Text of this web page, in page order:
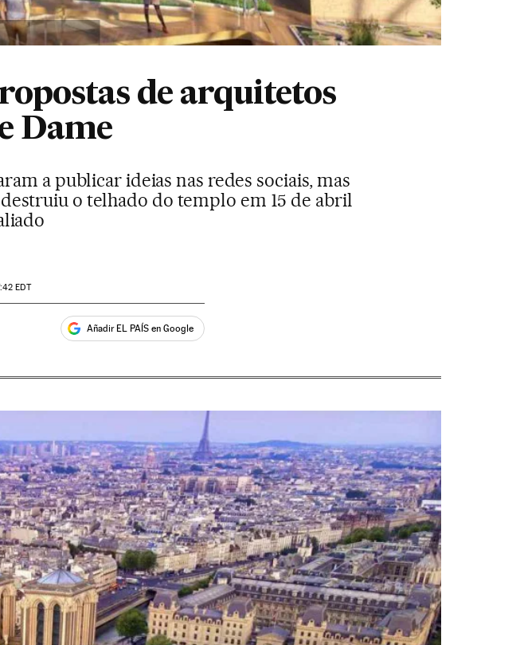
de arquitetos
Dame
a publicar ideias nas redes sociais, mas
o telhado do templo em 15 de abril
EDT
Añadir EL PAÍS en Google